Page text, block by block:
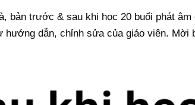
bản trước & sau khi học 20 buổi phát
hướng dẫn, chỉnh sửa của giáo viên. Mời